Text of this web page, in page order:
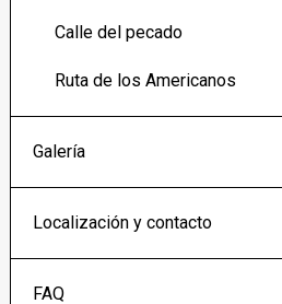
Calle del pecado
Ruta de los Americanos
Galería
Localización y contacto
FAQ